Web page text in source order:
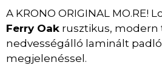
A KRONO ORIGINAL MO.RE!
Ferry Oak rusztikus, modern
nedvességálló laminált
megjelenéssel.